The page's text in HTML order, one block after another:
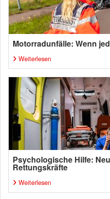
Motorradunfälle: Wenn
Weiterlesen
Psychologische Hilfe:
Rettungskräfte
Weiterlesen